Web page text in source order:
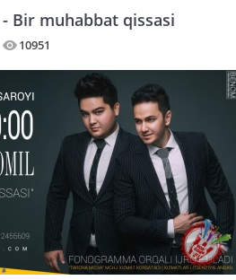
Bir muhabbat qissasi
10951